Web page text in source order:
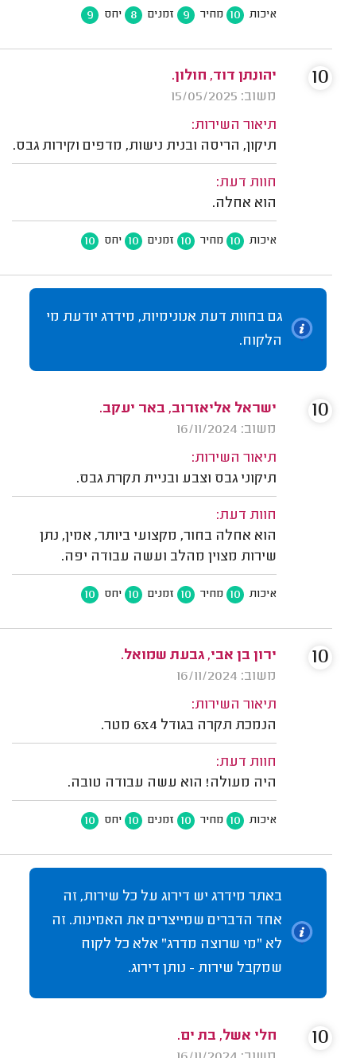
איכות 10 מחיר 9 זמנים 8 יחס 9
יהונתן דוד, חולון.
משוב: 15/05/2025
תיאור השירות:
תיקון, הריסה ובנית נישות, מדפים וקירות גבס.
חוות דעת:
הוא אחלה.
איכות 10 מחיר 10 זמנים 10 יחס 10
10
גם בחוות דעת אנונימיות, מידרג יודעת מי
הלקוח.
ישראל אליאזרוב, באר יעקב.
משוב: 16/11/2024
תיאור השירות:
תיקוני גבס וצבע ובניית תקרת גבס.
חוות דעת:
הוא אחלה בחור, מקצועי ביותר, אמין, נתן
שירות מצוין מהלב ועשה עבודה יפה.
איכות 10 מחיר 10 זמנים 10 יחס 10
10
ירון בן אבי, גבעת שמואל.
משוב: 16/11/2024
תיאור השירות:
הנמכת תקרה בגודל 6x4 מטר.
חוות דעת:
היה מעולה! הוא עשה עבודה טובה.
איכות 10 מחיר 10 זמנים 10 יחס 10
10
באתר מידרג יש דירוג על כל שירות, זה
אחד הדברים שמייצרים את האמינות. זה
לא "מי שרוצה מדרג" אלא כל לקוח
שמקבל שירות - נותן דירוג.
חלי אשל, בת ים.
10